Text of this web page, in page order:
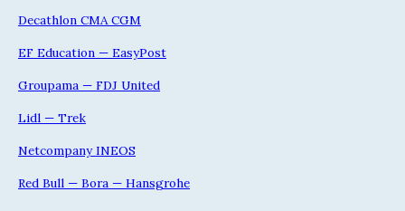
Decathlon CMA CGM
EF Education — EasyPost
Groupama — FDJ United
Lidl — Trek
Netcompany INEOS
Red Bull — Bora — Hansgrohe